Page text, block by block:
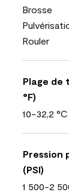
Brosse
Rouler
Plage de
°F)
10-32,2
Pression
(PSI)
1 500-2